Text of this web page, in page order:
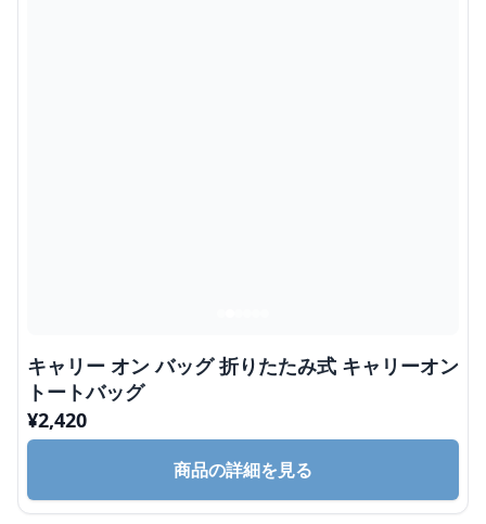
キャリー オン バッグ 折りたたみ式 キャリーオン
トートバッグ
¥2,420
商品の詳細を見る